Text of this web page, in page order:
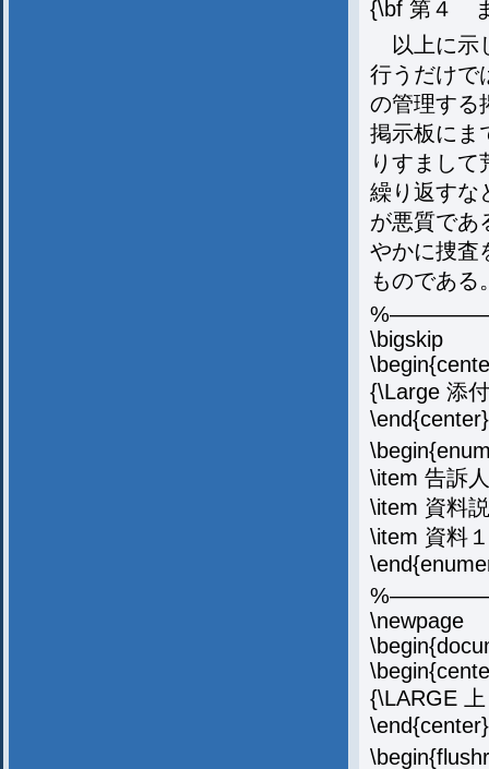
{\bf 第４
以上に示
行うだけで
の管理する
掲示板にま
りすまし
繰り返すな
が悪質であ
やかに捜査
ものである
\bigskip
{\Large 添
\end{center}
\item 告訴
\item 資料
\item 資料
\newpage
{\LARGE
\end{center}